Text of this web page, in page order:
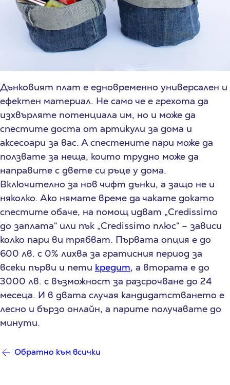
Дънковият плат е едновременно универсален и
ефектен материал. Не само че е грехота да
изхвърляте потенциала им, но и може да
спестите доста от артикули за дома и
аксесоари за вас. А спестените пари може да
ползвате за неща, които трудно може да
направите с двете си ръце у дома.
Включително за нов чифт дънки, а защо не и
няколко. Ако нямате време да чакате докато
спестите обаче, на помощ идват „Credissimo
до заплата“ или пък „Credissimo плюс“ – зависи
колко пари ви трябват. Първата опция е до
600 лв. с 0% лихва за гратисния период за
всеки първи и пети кредит, а втората е до
3000 лв. с възможност за разсрочване до 24
месеца. И в двата случая кандидатстването е
лесно и бързо онлайн, а парите получавате до
минути.
Обратно към всички